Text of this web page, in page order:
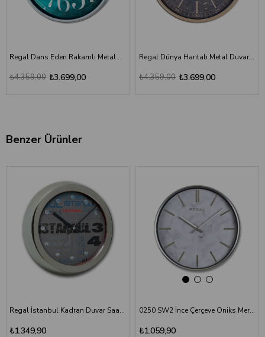
Regal Dans Eden Rakamlı Metal Duvar Saati Turkuaz
₺3.699,00
₺4.359,00
Regal Dünya Haritalı Metal Duvar Saati 51 cm Vizon
₺3.699,00
₺4.359,00
Benzer Ürünler
Regal İstanbul Kadran Duvar Saati 0081 SB34
₺1.349,90
0250 SW2 İnce Çerçeve Oniks Mermer Desen Duvar Saati
₺1.059,90